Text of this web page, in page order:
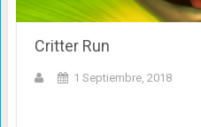
Critter Run
1 Septiembre, 2018